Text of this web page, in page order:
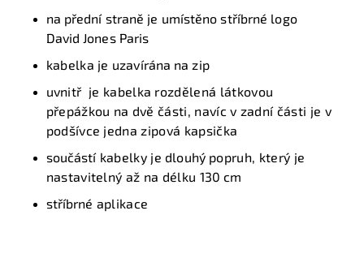
na přední straně je umístěno stříbrné logo
David Jones Paris
kabelka je uzavírána na zip
uvnitř je kabelka rozdělená látkovou
přepážkou na dvě části, navíc v zadní části je v
podšívce jedna zipová kapsička
součástíkabelky je dlouhýpopruh, který je
nastavitelný až na délku 130 cm
stříbrné aplikace